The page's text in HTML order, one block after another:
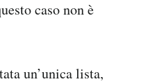
caso non è
un’unica lista,